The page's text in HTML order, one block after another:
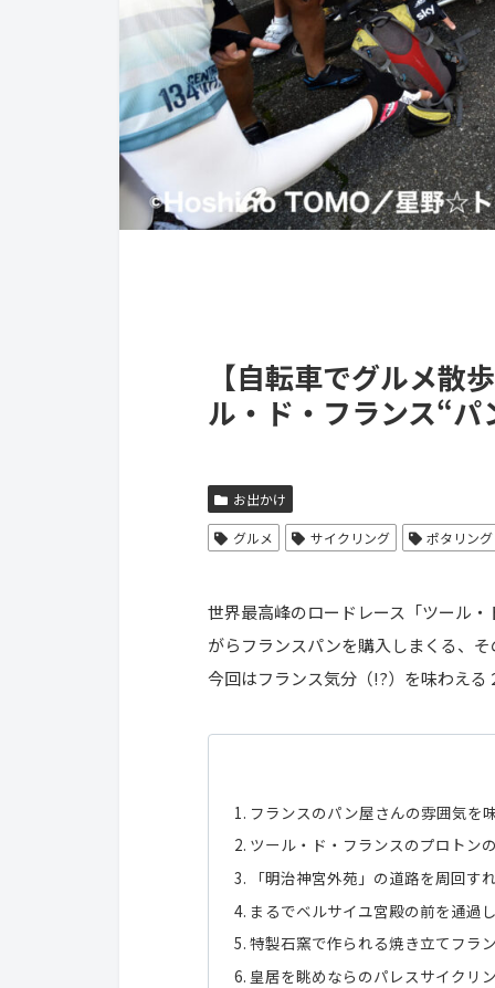
【自転車でグルメ散
ル・ド・フランス“
お出かけ
グルメ サイクリング ポタリング
世界最高峰のロードレース「ツール
がらフランスパンを購入しまくる、
今回はフランス気分（!?）を味わえる
フランスのパン屋さんの雰囲気を
ツール・ド・フランスのプロトン
「明治神宮外苑」の道路を周回す
まるでベルサイユ宮殿の前を通過
特製石窯で作られる焼き立てフラ
皇居を眺めならのパレスサイクリ